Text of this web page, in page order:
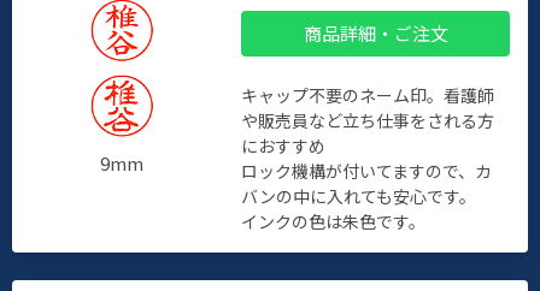
9mm
商品詳細・ご注文
キャップ不要のネーム印。看護師
や販売員など立ち仕事をされる方
におすすめ
ロック機構が付いてますので、カ
バンの中に入れても安心です。
インクの色は朱色です。